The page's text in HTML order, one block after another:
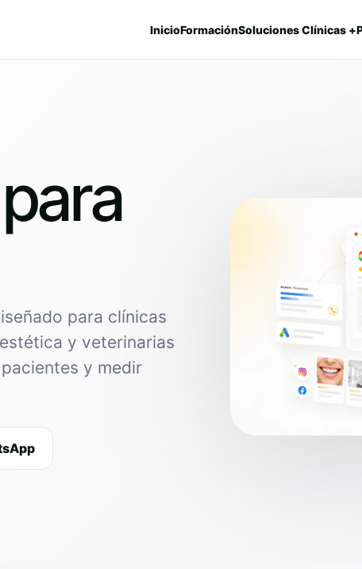
InicioFormaciónSoluciones Clínicas +
para clínicas
y veterinarias
y medir